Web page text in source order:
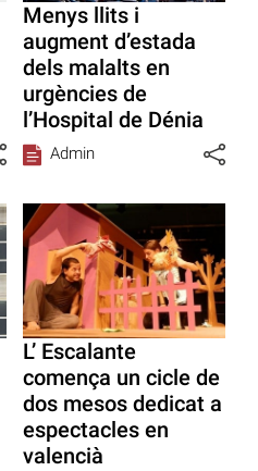
Menys llits i
augment d’estada
dels malalts en
urgències de
l’Hospital de Dénia
Admin
L’ Escalante
comença un cicle de
dos mesos dedicat a
espectacles en
valencià